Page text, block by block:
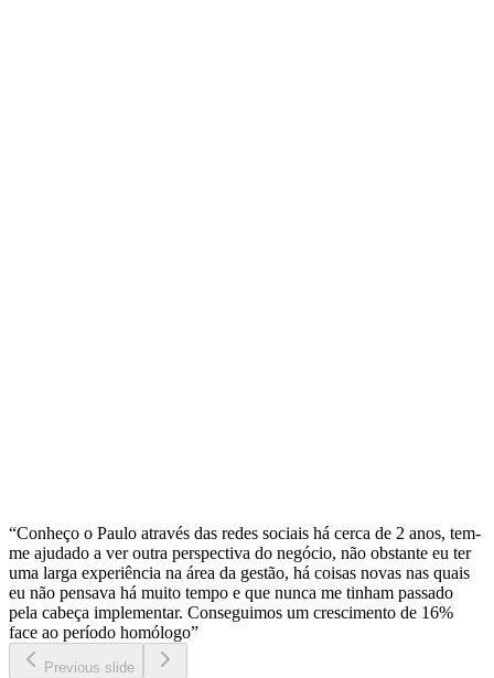
“Conheço o Paulo através das redes sociais há cerca de 2 anos, tem-
me ajudado a ver outra perspectiva do negócio, não obstante eu ter
uma larga experiência na área da gestão, há coisas novas nas quais
eu não pensava há muito tempo e que nunca me tinham passado
pela cabeça implementar. Conseguimos um crescimento de 16%
face ao período homólogo”
Previous slide